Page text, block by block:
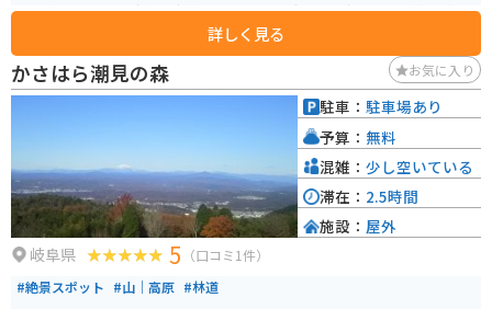
ランがあり、地元で採れた新鮮な野菜や果物、揖斐茶、揖斐川産の鮎などを
使った料理を楽しむことができます。また、併設されている「星のふる里 ふ
るさと館」では、揖斐川の自然や歴史、文化などを紹介する展示を見ること
ができます。 バイクで訪れる場合、道の駅には広い駐車場が完備されている
ため安心して駐車できます。揖斐川町は自然豊かな場所で、道の駅 平成周辺
には、揖斐川沿いを走る国道417号線など、ツーリングに最適なルートがいく
つかあります。道の駅から少し足を伸ばせば、横蔵渓谷や夜叉ヶ池などの景
勝地にもアクセスできます。道の駅 平成は、岐阜県西部を観光する際の拠点
として、ぜひ立ち寄りたい場所です。
詳しく見る
かさはら潮見の森 お気に入り
岐阜県 5 （口コミ1件）
#絶景スポット #山｜高原 #林道
駐車： 駐車場あり
予算： 無料
混雑： 少し空いている
滞在： 2.5時間
施設： 屋外